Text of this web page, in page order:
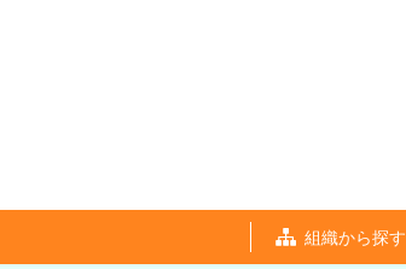
組織から探す